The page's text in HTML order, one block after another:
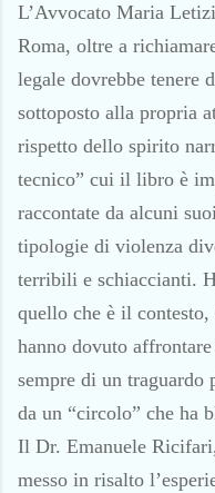
L’Avvocato Maria
Roma, oltre a
legale dovrebbe tenere
sottoposto alla propria
rispetto dello spirito
tecnico” cui il libro è
raccontate da alcuni
tipologie di violenza
terribili e schiaccianti.
quello che è il
hanno dovuto
sempre di un
da un “circolo” che ha
Il Dr. Emanuele
messo in risalto